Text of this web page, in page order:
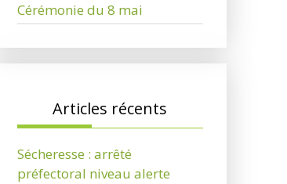
Cérémonie du 8 mai
Articles récents
Sécheresse : arrêté
préfectoral niveau alerte